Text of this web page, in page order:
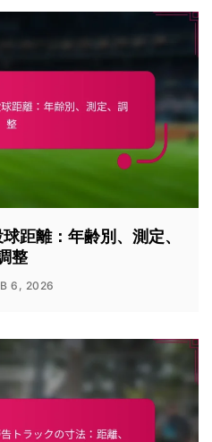
距離：年齢別、測定、
整
6, 2026